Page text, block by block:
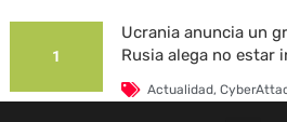
1
Ucrania anuncia un
Rusia alega no estar
Actualidad,